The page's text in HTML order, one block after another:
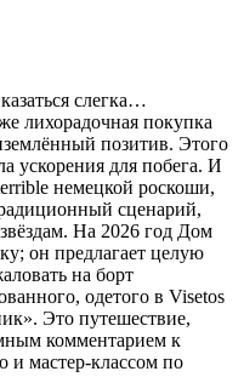
слегка…
лихорадочная покупка
позитив. Этого
ускорения для побега. И
немецкой роскоши,
сценарий,
На 2026 год Дом
он предлагает целую
на борт
одетого в Visetos
Это путешествие,
комментарием к
и мастер-классом по